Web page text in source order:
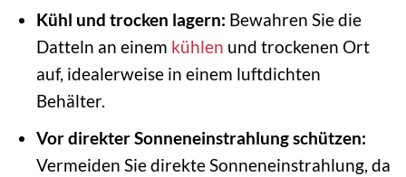
Kühl und trocken lagern: Bewahren Sie die
Datteln an einem kühlen und trockenen Ort
auf, idealerweise in einem luftdichten
Behälter.
Vor direkter Sonneneinstrahlung schützen:
Vermeiden Sie direkte Sonneneinstrahlung, da